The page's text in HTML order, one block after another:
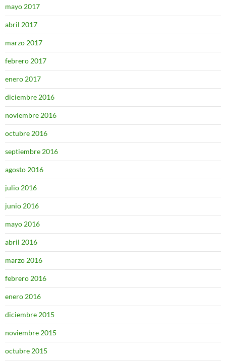
mayo 2017
abril 2017
marzo 2017
febrero 2017
enero 2017
diciembre 2016
noviembre 2016
octubre 2016
septiembre 2016
agosto 2016
julio 2016
junio 2016
mayo 2016
abril 2016
marzo 2016
febrero 2016
enero 2016
diciembre 2015
noviembre 2015
octubre 2015